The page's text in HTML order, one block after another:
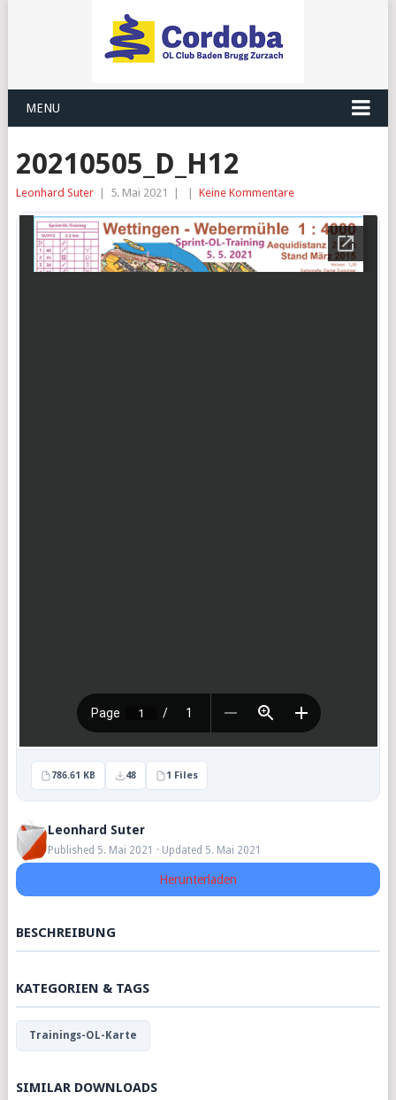
MENU
20210505_D_H12
Leonhard Suter 5. Mai 2021 Keine Kommentare
786.61 KB 48 1 Files
Leonhard Suter
Published 5. Mai 2021 · Updated 5. Mai 2021
Herunterladen
BESCHREIBUNG
KATEGORIEN & TAGS
Trainings-OL-Karte
SIMILAR DOWNLOADS